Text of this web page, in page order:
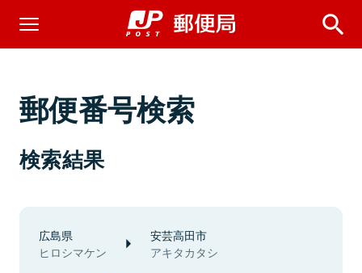
郵便番号検索
検索結果
広島県
ヒロシマケン
安芸高田市
アキタカタシ